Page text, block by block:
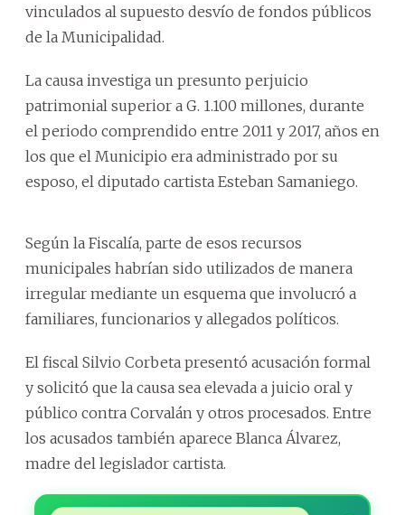
vinculados al supuesto desvío de fondos públicos
de la Municipalidad.
La causa investiga un presunto perjuicio
patrimonial superior a G. 1.100 millones, durante
el periodo comprendido entre 2011 y 2017, años en
los que el Municipio era administrado por su
esposo, el diputado cartista Esteban Samaniego.
Según la Fiscalía, parte de esos recursos
municipales habrían sido utilizados de manera
irregular mediante un esquema que involucró a
familiares, funcionarios y allegados políticos.
El fiscal Silvio Corbeta presentó acusación formal
y solicitó que la causa sea elevada a juicio oral y
público contra Corvalán y otros procesados. Entre
los acusados también aparece Blanca Álvarez,
madre del legislador cartista.